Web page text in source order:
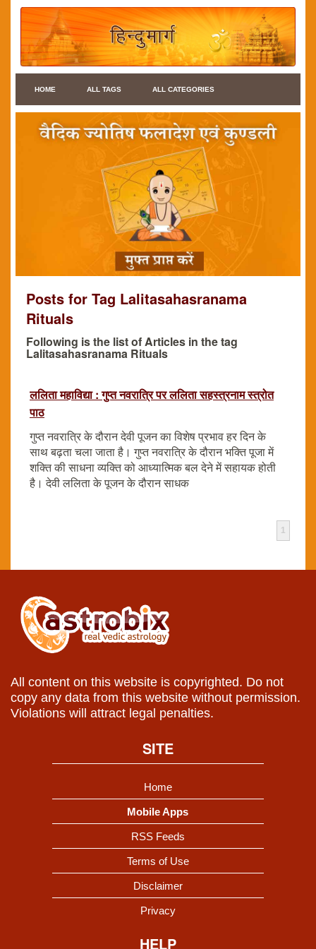
HOME ALL TAGS ALL CATEGORIES
Posts for Tag Lalitasahasranama
Rituals
Following is the list of Articles in the tag
Lalitasahasranama Rituals
ललिता महाविद्या : गुप्त नवरात्रि पर ललिता सहस्त्रनाम स्त्रोत
पाठ
गुप्त नवरात्रि के दौरान देवी पूजन का विशेष प्रभाव हर दिन के
साथ बढ़ता चला जाता है। गुप्त नवरात्रि के दौरान भक्ति पूजा में
शक्ति की साधना व्यक्ति को आध्यात्मिक बल देने में सहायक होती
है। देवी ललिता के पूजन के दौरान साधक
1
All content on this website is copyrighted. Do not
copy any data from this website without permission.
Violations will attract legal penalties.
SITE
Home
Mobile Apps
RSS Feeds
Terms of Use
Disclaimer
Privacy
HELP